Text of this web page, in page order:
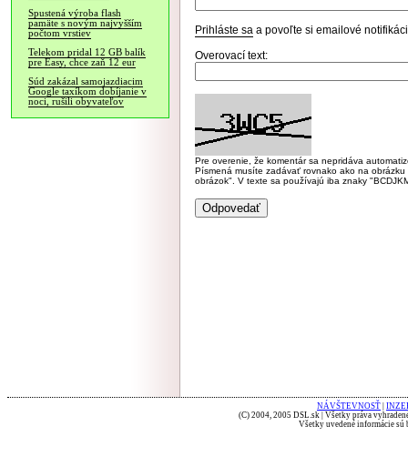
Spustená výroba flash
pamäte s novým najvyšším
počtom vrstiev
Telekom pridal 12 GB balík
pre Easy, chce zaň 12 eur
Súd zakázal samojazdiacim
Google taxíkom dobíjanie v
noci, rušili obyvateľov
Prihláste sa a povoľte si emailové
Overovací text:
Pre overenie, že komentár sa nepridáva
Písmená musíte zadávať rovnako ako na
obrázok". V texte sa používajú iba znaky
NÁVŠTEVNOSŤ
(C) 2004, 2005 DSL.sk | Všetky práva
Všetky uvedené informácie sú